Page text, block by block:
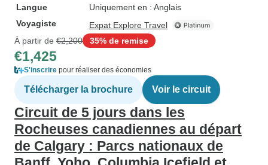
Langue
Uniquement en : Anglais
Voyagiste
Expat Explore Travel
À partir de €2,200 35% de remise
€1,425
S'inscrire pour réaliser des économies
Télécharger la brochure Voir le circuit
Circuit de 5 jours dans les
Rocheuses canadiennes au départ
de Calgary : Parcs nationaux de